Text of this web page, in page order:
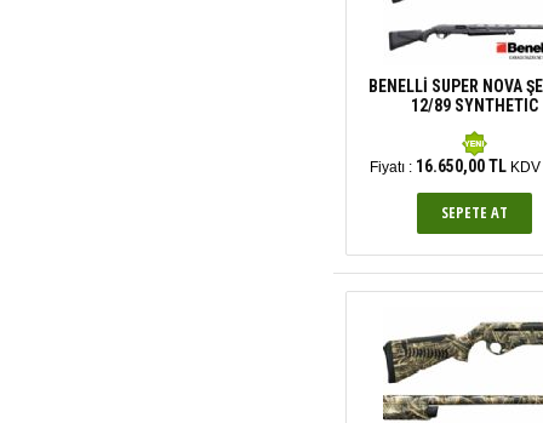
BENELLİ SUPER NOVA
12/89 SYNTHETIC
Fiyatı : 16.650,00 TLKDV